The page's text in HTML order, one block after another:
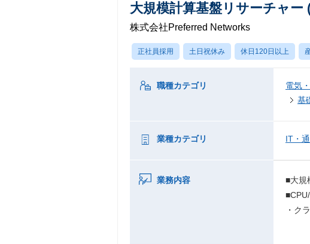
大規模計算基盤リサーチャ
株式会社Preferred Networks
正社員採用 土日祝休み 休日120日以上
職種カテゴリ 電気
基
業種カテゴリ IT・
業務内容
■大規
・ク